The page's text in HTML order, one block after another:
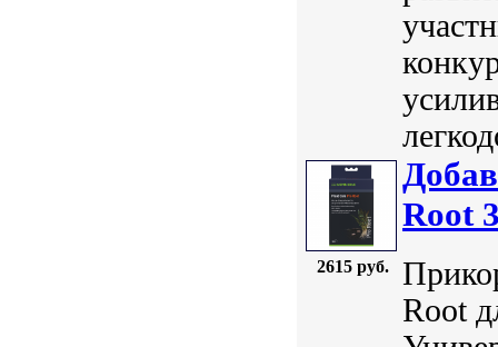
2615 руб.
Root
Root